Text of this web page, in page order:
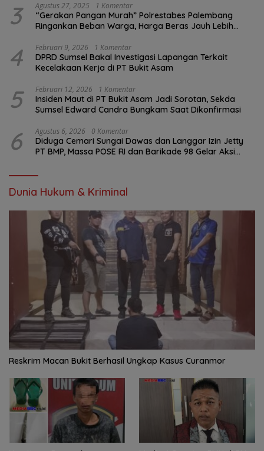
3 Agustus 27, 2025 1 Komentar
“Gerakan Pangan Murah” Polrestabes Palembang
Ringankan Beban Warga, Harga Beras Jauh Lebih
4 Februari 9, 2026 1 Komentar
DPRD Sumsel Bakal Investigasi Lapangan Terkait
Kecelakaan Kerja di PT Bukit Asam
5 Februari 12, 2026 1 Komentar
Insiden Maut di PT Bukit Asam Jadi Sorotan, Sekda
Sumsel Edward Candra Bungkam Saat Dikonfirmasi
6 Agustus 6, 2026 0 Komentar
Diduga Cemari Sungai Dawas dan Langgar Izin Jetty
PT BMP, Massa POSE RI dan Barikade 98 Gelar Aksi
Dunia Hukum & Kriminal
Reskrim Macan Bukit Berhasil Ungkap Kasus Curanmor